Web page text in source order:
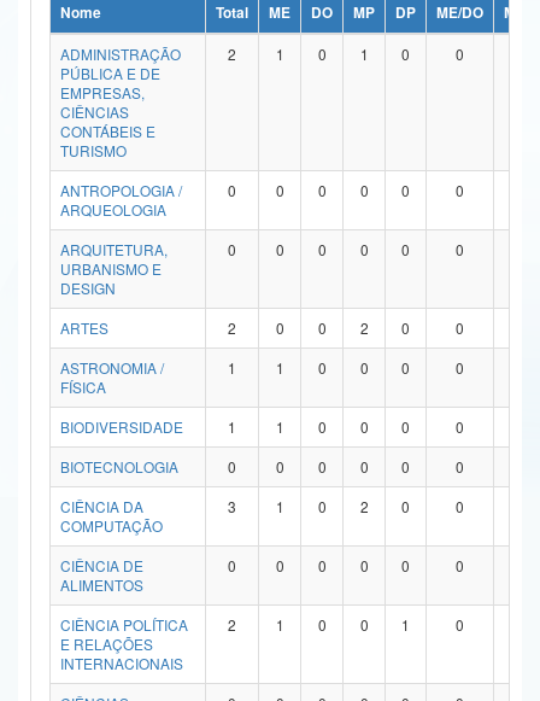
Ministério da Ciência, Tecnologia, Inovações e Comunicações
Ministério do Meio Ambiente
Ministério do Turismo
Ministério do Desenvolvimento Regional
Controladoria-Geral da União
Ministério da Mulher, da Família e dos Direitos Humanos
Secretaria de Governo
Advocacia-Geral da União
Banco Central do Brasil
Nome Total ME DO MP DP ME/DO
MP/
ADMINISTRAÇÃO
PÚBLICA E DE
EMPRESAS,
CIÊNCIAS
CONTÁBEIS E
TURISMO
2 1 0 1 0 0
ANTROPOLOGIA /
ARQUEOLOGIA
0 0 0 0 0 0
ARQUITETURA,
URBANISMO E
DESIGN
0 0 0 0 0 0
ARTES 2 0 0 2 0 0
ASTRONOMIA /
FÍSICA
1 1 0 0 0 0
BIODIVERSIDADE 1 1 0 0 0 0
BIOTECNOLOGIA
0 0 0 0 0 0
CIÊNCIA DA
COMPUTAÇÃO
3 1 0 2 0 0
CIÊNCIA DE
ALIMENTOS
0 0 0 0 0 0
CIÊNCIA POLÍTICA
E RELAÇÕES
INTERNACIONAIS
2 1 0 0 1 0